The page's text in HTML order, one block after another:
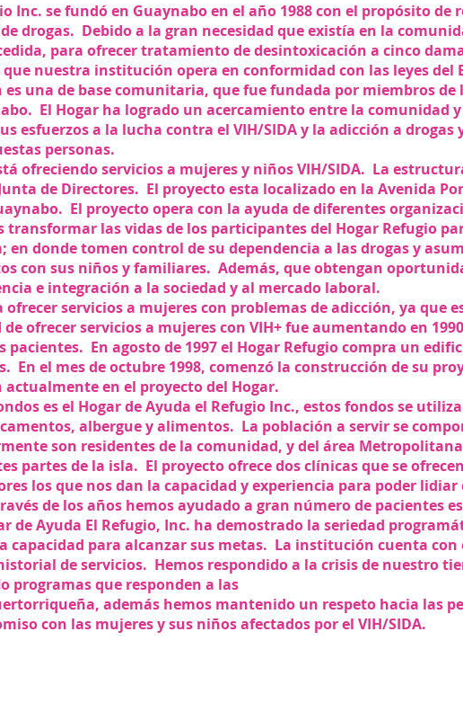
Inc. se fundó en Guaynabo en el año 1988 con el propósito
drogas. Debido a la gran necesidad que existía en la
para ofrecer tratamiento de desintoxicación a cinco
que nuestra institución opera en conformidad con las leyes del
una de base comunitaria, que fue fundada por miembros de
El Hogar ha logrado un acercamiento entre la comunidad
esfuerzos a la lucha contra el VIH/SIDA y la adicción a
personas.
ofreciendo servicios a mujeres y niños VIH/SIDA. La
de Directores. El proyecto esta localizado en la Avenida
El proyecto opera con la ayuda de diferentes
transformar las vidas de los participantes del Hogar Refugio
en donde tomen control de su dependencia a las drogas y
con sus niños y familiares. Además, que obtengan
e integración a la sociedad y al mercado laboral.
ofrecer servicios a mujeres con problemas de adicción, ya que
ofrecer servicios a mujeres con VIH+ fue aumentando en
pacientes. En agosto de 1997 el Hogar Refugio compra un
En el mes de octubre 1998, comenzó la construcción de su
en el proyecto del Hogar.
es el Hogar de Ayuda el Refugio Inc., estos fondos se
albergue y alimentos. La población a servir se
son residentes de la comunidad, y del área
partes de la isla. El proyecto ofrece dos clínicas que se
los que nos dan la capacidad y experiencia para poder lidiar
de los años hemos ayudado a gran número de pacientes
de Ayuda El Refugio, Inc. ha demostrado la seriedad
capacidad para alcanzar sus metas. La institución cuenta con
de servicios. Hemos respondido a la crisis de nuestro
programas que responden a las
además hemos mantenido un respeto hacia las
con las mujeres y sus niños afectados por el VIH/SIDA.